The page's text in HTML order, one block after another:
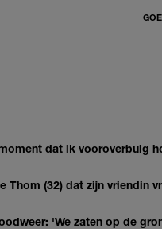
dat ik vooroverbuig
Thom (32) dat zijn vriendin
'We zaten op de